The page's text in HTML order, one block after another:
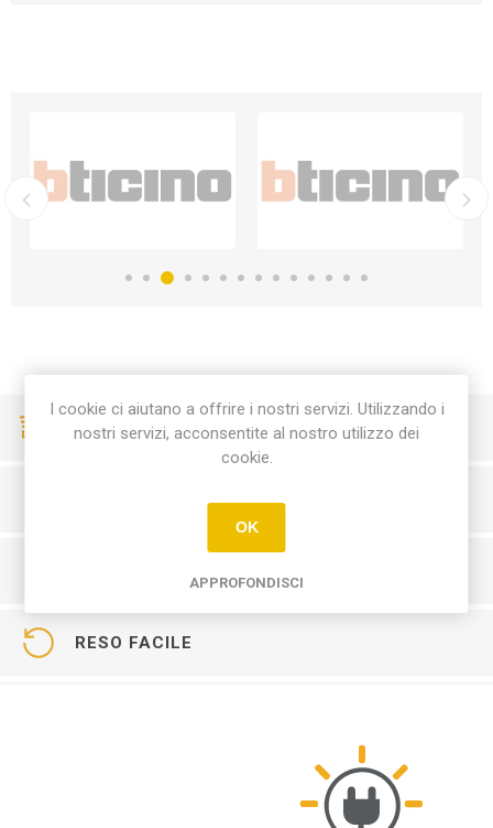
CONSEGNE VELOCI
PAGAMENTI SICURI
RESO FACILE
I cookie ci aiutano a offrire i nostri servizi. Utilizzando i
nostri servizi, acconsentite al nostro utilizzo dei
cookie.
OK
APPROFONDISCI